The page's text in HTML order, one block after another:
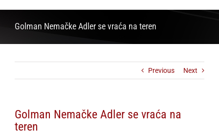
Golman Nemačke Adler se vraća na teren
Previous Next
Golman Nemačke Adler se vraća na
teren